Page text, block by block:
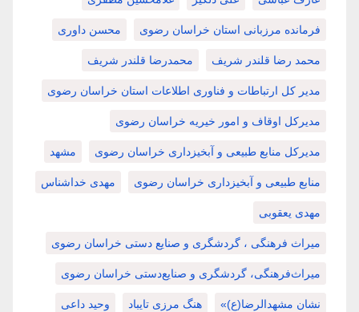
فرمانده مرزبانی استان خراسان رضوی محسن داوری
محمد رضا قلندر شریف محمدرضا قلندر شریف
مدیر کل ارتباطات و فناوری اطلاعات استان خراسان رضوی
مدیرکل اوقاف و امور خیریه خراسان رضوی
مدیرکل منابع طبیعی و آبخیزداری خراسان رضوی مشهد
منابع طبیعی و آبخیزداری خراسان رضوی مهدی خداشناس
مهدی یعقوبی
میراث فرهنگی ، گردشگری و صنایع دستی خراسان رضوی
میراث‌فرهنگی، گردشگری و صنایع‌دستی خراسان رضوی
نشان مشهدالرضا(ع)» هنگ مرزی تایباد وحید داعی